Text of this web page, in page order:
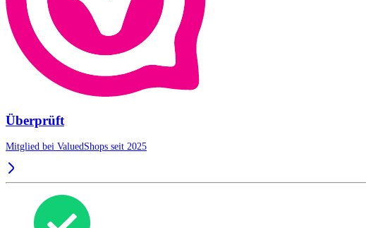
Überprüft
Mitglied bei ValuedShops seit 2025